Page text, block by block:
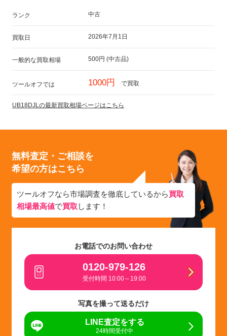
ランク 中古
買取日 2026年7月1日
一般的な買取相場 500円 (中古品)
ツールオフでは 1000円 で買取
UB18DJLの最新買取相場ページはこちら
無料査定・ご相談を
希望の方はこちら
ツールオフなら市場調査を徹底しているから買取
相場最高値で買取 します！
お電話でのお問い合わせ
0120-979-126
受付時間 10:00～19:00
写真を撮って送るだけ
LINE査定をする
24時間受付中